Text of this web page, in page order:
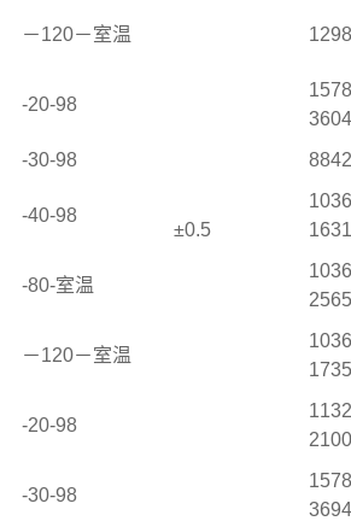
±0.5
－120－室温
-20-98
3604
-30-98
-40-98
1631
-80-室温
2565
－120－室温
1735
-20-98
2100
-30-98
3694